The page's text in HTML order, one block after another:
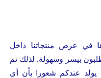
في عرض منتجاتنا داخل
بيسر وسهولة. لذلك تم
عندكم شعورا بأن أي